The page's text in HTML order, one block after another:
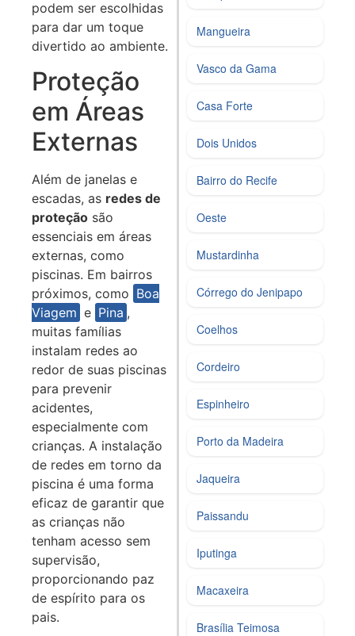
podem ser escolhidas
para dar um toque
divertido ao ambiente.
Proteção
em Áreas
Externas
Além de janelas e
escadas, as redes de
proteção são
essenciais em áreas
externas, como
piscinas. Em bairros
próximos, como Boa
Viagem e Pina ,
muitas famílias
instalam redes ao
redor de suas piscinas
para prevenir
acidentes,
especialmente com
crianças. A instalação
de redes em torno da
piscina é uma forma
eficaz de garantir que
as crianças não
tenham acesso sem
supervisão,
proporcionando paz
de espírito para os
pais.
Mangueira
Vasco da Gama
Casa Forte
Dois Unidos
Bairro do Recife
Oeste
Mustardinha
Córrego do Jenipapo
Coelhos
Cordeiro
Espinheiro
Porto da Madeira
Jaqueira
Paissandu
Iputinga
Macaxeira
Brasília Teimosa